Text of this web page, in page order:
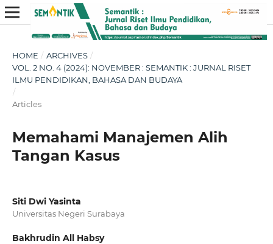
HOME / ARCHIVES /
VOL. 2 NO. 4 (2024): NOVEMBER : SEMANTIK : JURNAL RISET
ILMU PENDIDIKAN, BAHASA DAN BUDAYA
/
Articles
Memahami Manajemen Alih
Tangan Kasus
Siti Dwi Yasinta
Universitas Negeri Surabaya
Bakhrudin All Habsy